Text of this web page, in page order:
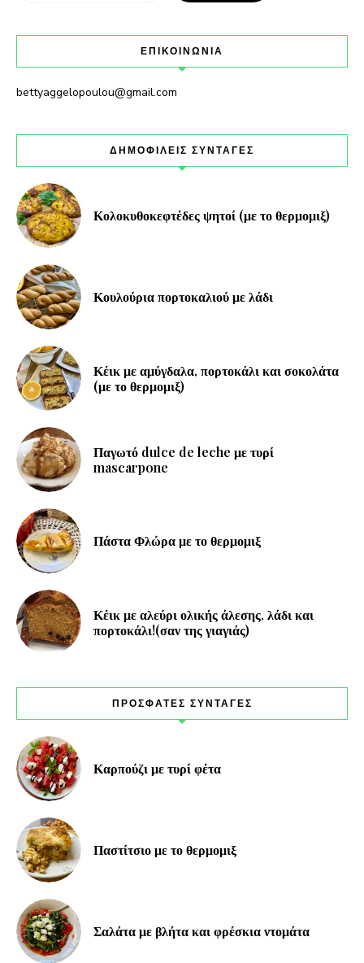
ΕΠΙΚΟΙΝΩΝΙΑ
bettyaggelopoulou@gmail.com
ΔΗΜΟΦΙΛΕΙΣ ΣΥΝΤΑΓΕΣ
Κολοκυθοκεφτέδες ψητοί (με το θερμομιξ)
Κουλούρια πορτοκαλιού με λάδι
Κέικ με αμύγδαλα, πορτοκάλι και σοκολάτα
(με το θερμομιξ)
Παγωτό dulce de leche με τυρί
mascarpone
Πάστα Φλώρα με το θερμομιξ
Κέικ με αλεύρι ολικής άλεσης, λάδι και
πορτοκάλι!(σαν της γιαγιάς)
ΠΡΟΣΦΑΤΕΣ ΣΥΝΤΑΓΕΣ
Καρπούζι με τυρί φέτα
Παστίτσιο με το θερμομιξ
Σαλάτα με βλήτα και φρέσκια ντομάτα